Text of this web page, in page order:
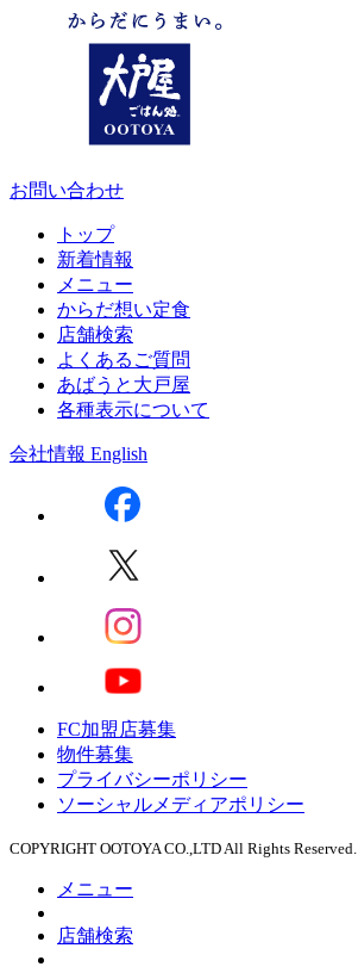
お問い合わせ
トップ
新着情報
メニュー
からだ想い定食
店舗検索
よくあるご質問
あばうと大戸屋
各種表示について
会社情報 English
FC加盟店募集
物件募集
プライバシーポリシー
ソーシャルメディアポリシー
COPYRIGHT OOTOYA CO.,LTD All Rights Reserved.
メニュー
店舗検索